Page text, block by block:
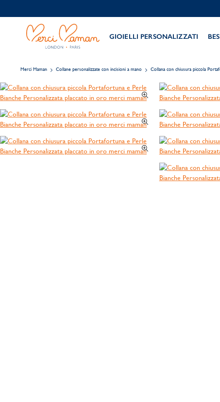
GIOIELLI PERSONALIZZATI
Merci Maman Collane personalizzate con incisioni a mano Collana con chiusura piccola